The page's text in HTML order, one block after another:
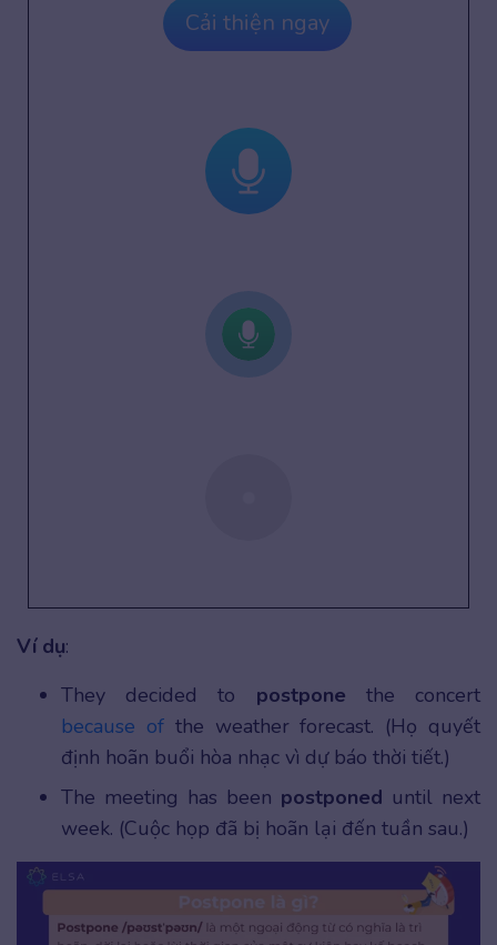
Cải thiện ngay
Ví dụ:
They decided to postpone the concert
because ofthe weather forecast. (Họ quyết
định hoãn buổi hòa nhạc vì dự báo thời tiết.)
The meeting has been postponed until next
week. (Cuộc họp đã bị hoãn lại đến tuần sau.)